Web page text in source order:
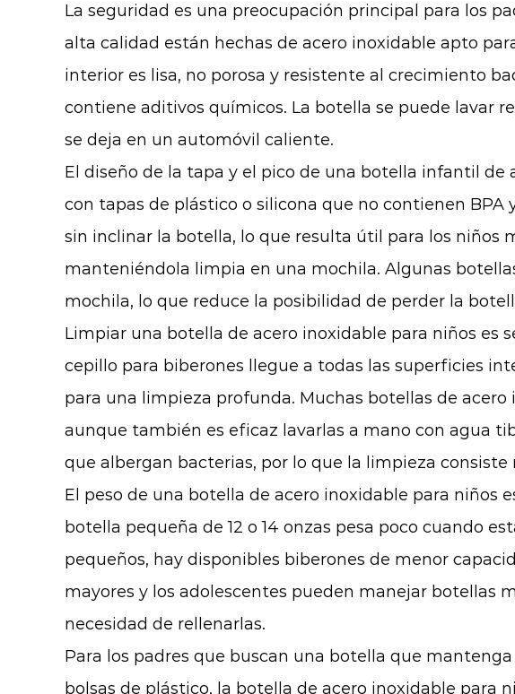
La seguridad es una preocupación principal para los
alta calidad están hechas de acero inoxidable apto
interior es lisa, no porosa y resistente al crecimiento
contiene aditivos químicos. La botella se puede lavar
se deja en un automóvil caliente.
El diseño de la tapa y el pico de una botella infantil
con tapas de plástico o silicona que no contienen
sin inclinar la botella, lo que resulta útil para los niños
manteniéndola limpia en una mochila. Algunas
mochila, lo que reduce la posibilidad de perder la
Limpiar una botella de acero inoxidable para niños es
cepillo para biberones llegue a todas las superficies
para una limpieza profunda. Muchas botellas de
aunque también es eficaz lavarlas a mano con agua
que albergan bacterias, por lo que la limpieza
El peso de una botella de acero inoxidable para niños
botella pequeña de 12 o 14 onzas pesa poco cuando
pequeños, hay disponibles biberones de menor
mayores y los adolescentes pueden manejar botellas
necesidad de rellenarlas.
Para los padres que buscan una botella que
bolsas de plástico, la botella de acero inoxidable para